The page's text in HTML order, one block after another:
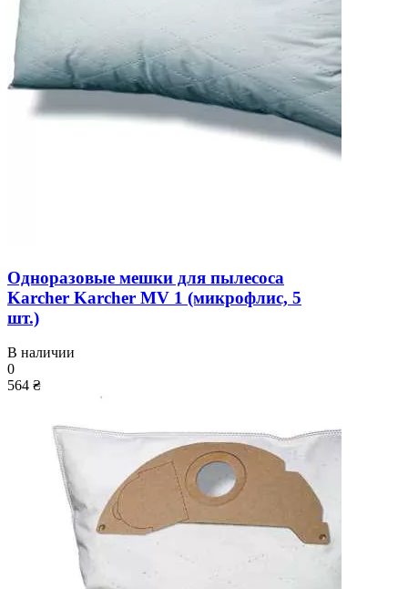
Одноразовые мешки для пылесоса
Karcher Karcher MV 1 (микрофлис, 5
шт.)
В наличии
0
564 ₴